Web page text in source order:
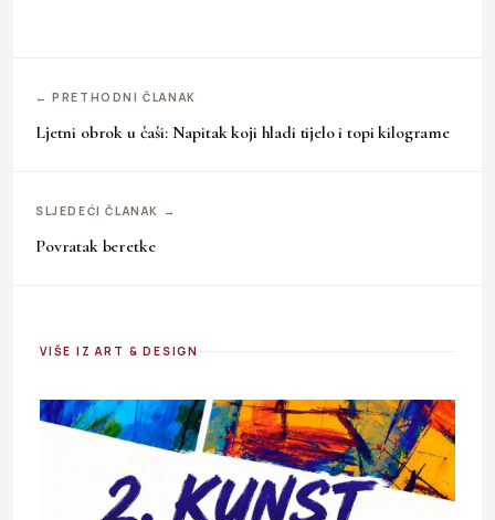
← PRETHODNI ČLANAK
Ljetni obrok u čaši: Napitak koji hladi tijelo i topi kilograme
SLJEDEĆI ČLANAK →
Povratak beretke
VIŠE IZ ART & DESIGN